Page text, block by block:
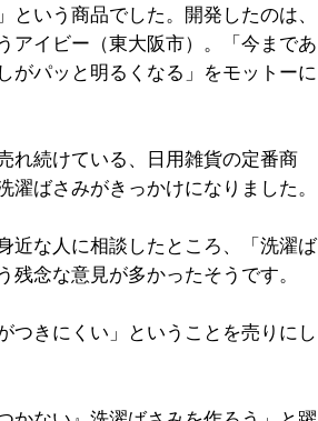
いう商品でした。開発したのは、
アイビー（東大阪市）。「今まであ
がパッと明るくなる」をモットーに
れ続けている、日用雑貨の定番商
ばさみがきっかけになりました。
近な人に相談したところ、「洗濯ば
念な意見が多かったそうです。
つきにくい」ということを売りにし